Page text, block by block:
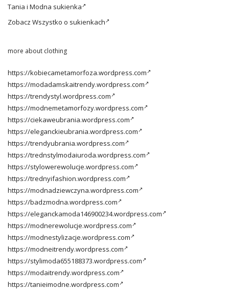
Tania i Modna sukienka
Zobacz Wszystko o sukienkach
more about clothing
https://kobiecametamorfoza.wordpress.com
https://modadamskaitrendy.wordpress.com
https://trendystyl.wordpress.com
https://modnemetamorfozy.wordpress.com
https://ciekaweubrania.wordpress.com
https://eleganckieubrania.wordpress.com
https://trendyubrania.wordpress.com
https://trednstylmodaiuroda.wordpress.com
https://stylowerewolucje.wordpress.com
https://trednyifashion.wordpress.com
https://modnadziewczyna.wordpress.com
https://badzmodna.wordpress.com
https://eleganckamoda146900234.wordpress.com
https://modnerewolucje.wordpress.com
https://modnestylizacje.wordpress.com
https://modneitrendy.wordpress.com
https://stylimoda655188373.wordpress.com
https://modaitrendy.wordpress.com
https://tanieimodne.wordpress.com